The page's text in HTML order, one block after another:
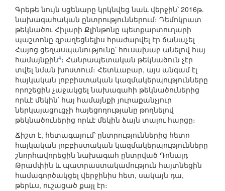
Գրեթե նույն սցենարը կրկնվեց նաև վերջին՝ 2016թ.
նախագահական ընտրություններում։ Դեմոկրատ
թեկնածու Հիլարի Քլինթոնը պետքարտուղարի
պաշտոնը զբաղեցնելիս հրաժարվել էր ճանաչել
Հայոց ցեղասպանությունը՝ հուսախաբ անելով հայ
համայնքին4։ Հանրապետական թեկնածուն չէր
տվել նման խոստում։ Հետևաբար, այս անգամ էլ
հայկական լոբբիստական կազմակերպությունները
որոշեցին չաջակցել նախագահի թեկնածուներից
որևէ մեկին՝ հայ համայնքի յուրաքանչյուր
ներկայացուցչի հայեցողությանը թողնելով
թեկնածուներից որևէ մեկին ձայն տալու հարցը։
Ճիշտ է, հետագայում՝ ընտրություններից հետո
հայկական լոբբիստական կազմակերպությունները
շնորհավորեցին նախագահ ընտրված Դոնալդ
Թրամփին և պատրաստակամություն հայտնեցին
համագործակցել վերջինիս հետ, սակայն դա,
թերևս, ուշացած քայլ էր։